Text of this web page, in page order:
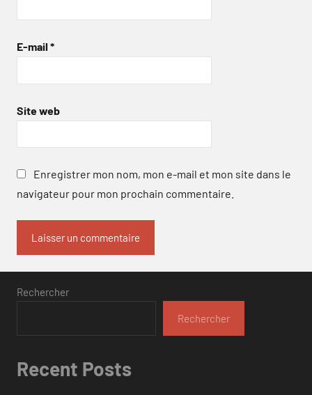
E-mail *
Site web
Enregistrer mon nom, mon e-mail et mon site dans le
navigateur pour mon prochain commentaire.
Rechercher
Rechercher
Recent Posts